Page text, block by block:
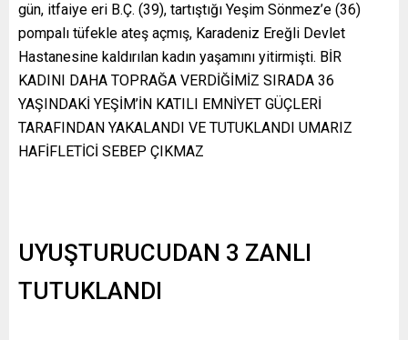
gün, itfaiye eri B.Ç. (39), tartıştığı Yeşim Sönmez’e (36)
pompalı tüfekle ateş açmış, Karadeniz Ereğli Devlet
Hastanesine kaldırılan kadın yaşamını yitirmişti. BİR
KADINI DAHA TOPRAĞA VERDİĞİMİZ SIRADA 36
YAŞINDAKİ YEŞİM’İN KATILI EMNİYET GÜÇLERİ
TARAFINDAN YAKALANDI VE TUTUKLANDI UMARIZ
HAFİFLETİCİ SEBEP ÇIKMAZ
UYUŞTURUCUDAN 3 ZANLI
TUTUKLANDI